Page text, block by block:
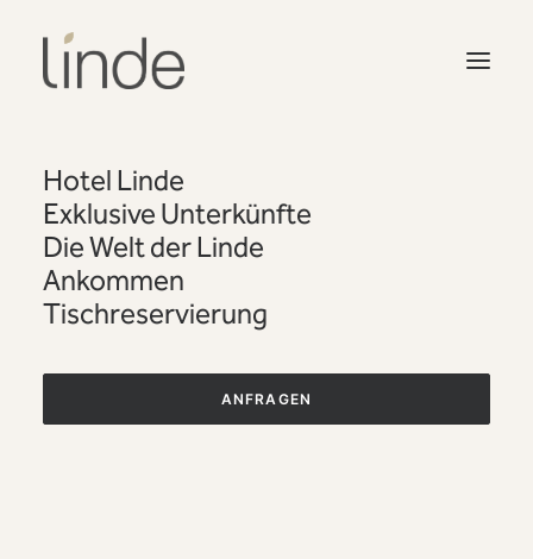
Hotel Linde
Exklusive Unterkünfte
Die Welt der Linde
Ankommen
Tischreservierung
ANFRAGEN